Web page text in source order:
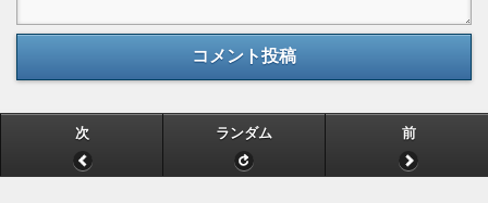
コメント投稿
次 ランダム 前